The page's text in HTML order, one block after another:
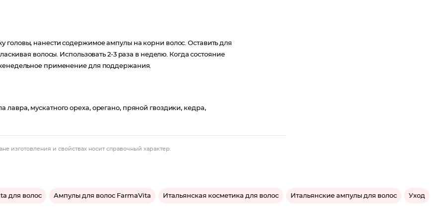
нанести содержимое ампулы на корни волос. Оставить для
волосы. Использовать 2-3 раза в неделю. Когда состояние
применение для поддержания.
мускатного ореха, орегано, пряной гвоздики, кедра,
изготовления и свойствах носит справочный характер.
для волос Ампулы для волос FarmaVita Итальянская косметика для волос Итальянские ампулы для волос Уход